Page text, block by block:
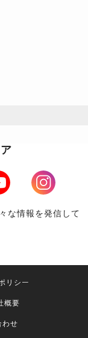
Instagram
な情報を発信して
リシー
概要
わせ